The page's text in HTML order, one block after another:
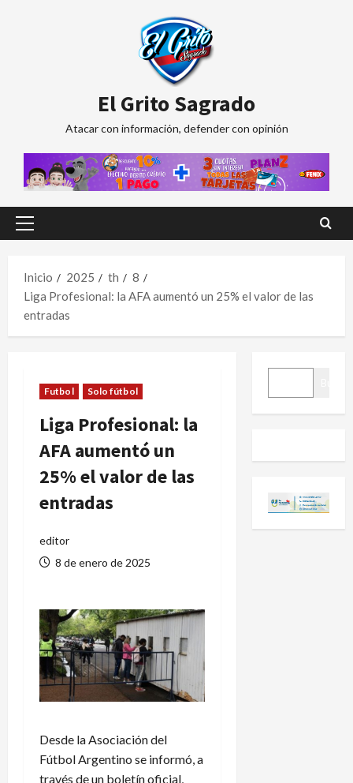
El Grito Sagrado
Atacar con información, defender con opinión
Menú
Inicio
2025 th
8
Liga Profesional: la AFA aumentó un 25% el valor de las
entradas
Futbol Solo fútbol
Liga Profesional: la
AFA aumentó un
25% el valor de las
entradas
editor
8 de enero de 2025
Desde la Asociación del
Fútbol Argentino se informó, a
través de un boletín oficial,